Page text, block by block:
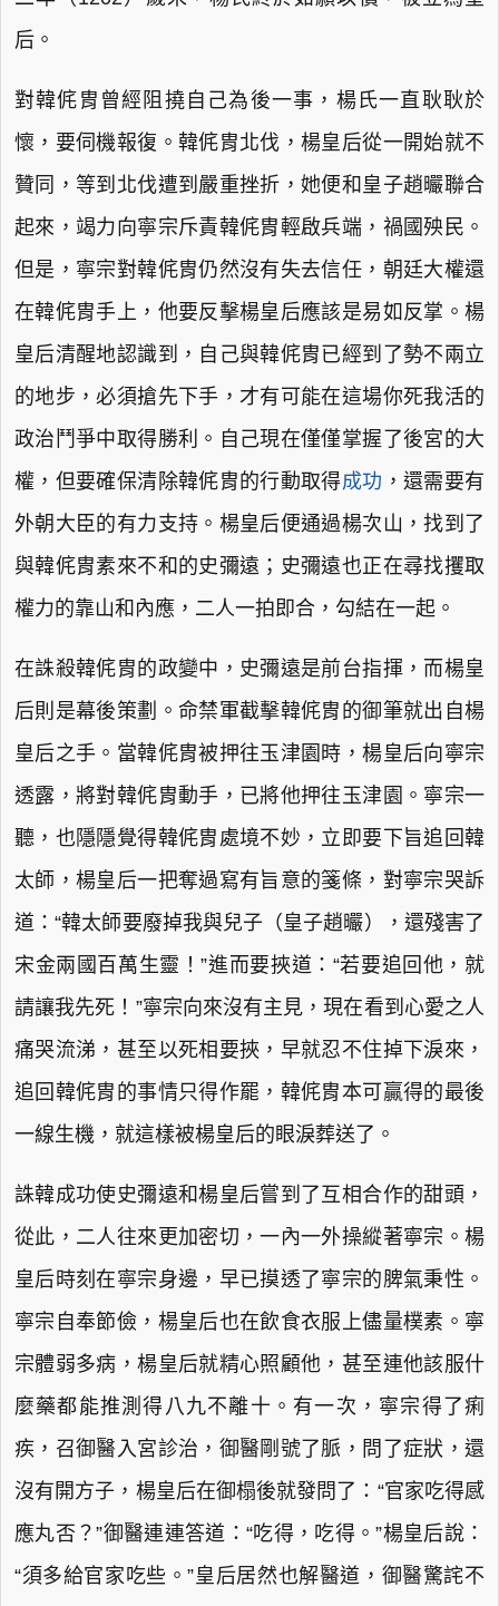
后。
對韓侂胄曾經阻撓自己為後一事，楊氏一直耿耿於
懷，要伺機報復。韓侂胄北伐，楊皇后從一開始就不
贊同，等到北伐遭到嚴重挫折，她便和皇子趙曮聯合
起來，竭力向寧宗斥責韓侂胄輕啟兵端，禍國殃民。
但是，寧宗對韓侂胄仍然沒有失去信任，朝廷大權還
在韓侂胄手上，他要反擊楊皇后應該是易如反掌。楊
皇后清醒地認識到，自己與韓侂胄已經到了勢不兩立
的地步，必須搶先下手，才有可能在這場你死我活的
政治鬥爭中取得勝利。自己現在僅僅掌握了後宮的大
權，但要確保清除韓侂胄的行動取得成功 ，還需要有
外朝大臣的有力支持。楊皇后便通過楊次山，找到了
與韓侂胄素來不和的史彌遠；史彌遠也正在尋找攫取
權力的靠山和內應，二人一拍即合，勾結在一起。
在誅殺韓侂胄的政變中，史彌遠是前台指揮，而楊皇
后則是幕後策劃。命禁軍截擊韓侂胄的御筆就出自楊
皇后之手。當韓侂胄被押往玉津園時，楊皇后向寧宗
透露，將對韓侂胄動手，已將他押往玉津園。寧宗一
聽，也隱隱覺得韓侂胄處境不妙，立即要下旨追回韓
太師，楊皇后一把奪過寫有旨意的箋條，對寧宗哭訴
道：“韓太師要廢掉我與兒子（皇子趙曮），還殘害了
宋金兩國百萬生靈！”進而要挾道：“若要追回他，就
請讓我先死！”寧宗向來沒有主見，現在看到心愛之人
痛哭流涕，甚至以死相要挾，早就忍不住掉下淚來，
追回韓侂胄的事情只得作罷，韓侂胄本可贏得的最後
一線生機，就這樣被楊皇后的眼淚葬送了。
誅韓成功使史彌遠和楊皇后嘗到了互相合作的甜頭，
從此，二人往來更加密切，一內一外操縱著寧宗。楊
皇后時刻在寧宗身邊，早已摸透了寧宗的脾氣秉性。
寧宗自奉節儉，楊皇后也在飲食衣服上儘量樸素。寧
宗體弱多病，楊皇后就精心照顧他，甚至連他該服什
麼藥都能推測得八九不離十。有一次，寧宗得了痢
疾，召御醫入宮診治，御醫剛號了脈，問了症狀，還
沒有開方子，楊皇后在御榻後就發問了：“官家吃得感
應丸否？”御醫連連答道：“吃得，吃得。”楊皇后說：
“須多給官家吃些。”皇后居然也解醫道，御醫驚詫不